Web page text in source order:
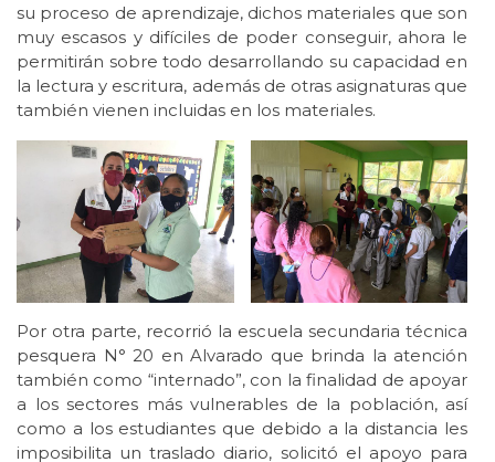
su proceso de aprendizaje, dichos materiales que son
muy escasos y difíciles de poder conseguir, ahora le
permitirán sobre todo desarrollando su capacidad en
la lectura y escritura, además de otras asignaturas que
también vienen incluidas en los materiales.
Por otra parte, recorrió la escuela secundaria técnica
pesquera N° 20 en Alvarado que brinda la atención
también como “internado”, con la finalidad de apoyar
a los sectores más vulnerables de la población, así
como a los estudiantes que debido a la distancia les
imposibilita un traslado diario, solicitó el apoyo para